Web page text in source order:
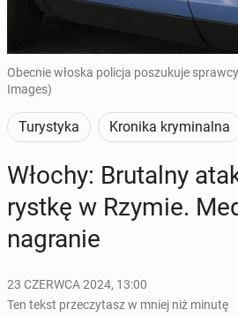
Obecnie włoska policja poszukuje
Images)
Turystyka Kronika kryminalna
Włochy: Bru­tal­ny
ryst­kę w Rzymie.
na­gra­nie
23 CZERWCA 2024, 13:00
Ten tekst przeczytasz w mniej niż minutę